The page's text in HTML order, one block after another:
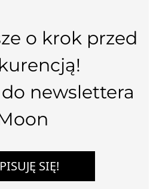
o krok przed
newslettera
SIĘ!